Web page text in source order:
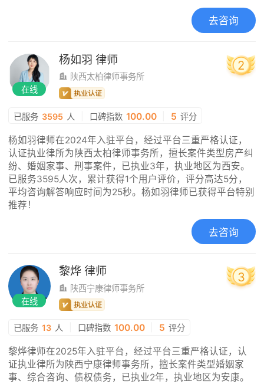
去咨询
在线
杨如羽 律师
陕西太柏律师事务所
2
已服务 3595 人 口碑指数 100.00 5 评分
杨如羽律师在2024年入驻平台，经过平台三重严格认证，
认证执业律所为陕西太柏律师事务所，擅长案件类型房产纠
纷、婚姻家事、刑事案件，已执业3年，执业地区为西安。
已服务3595人次，累计获得1个用户评价，评分高达5分，
平均咨询解答响应时间为25秒。杨如羽律师已获得平台特别
推荐！
去咨询
在线
黎烨 律师
陕西宁康律师事务所
3
已服务 13 人 口碑指数 100.00 5 评分
黎烨律师在2025年入驻平台，经过平台三重严格认证，认
证执业律所为陕西宁康律师事务所，擅长案件类型婚姻家
事、综合咨询、债权债务，已执业2年，执业地区为安康。